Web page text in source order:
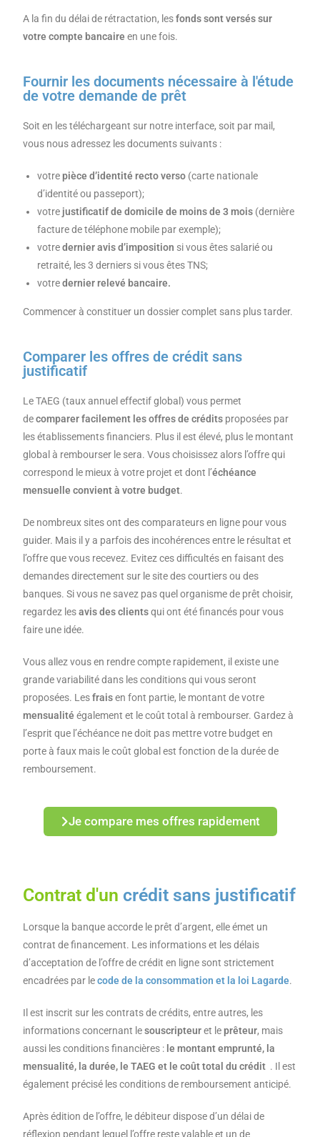
A la fin du délai de rétractation, lesfonds sont versés sur
votre compte bancaire en une fois.
Fournir les documents nécessaire à l'étude
de votre demande de prêt
Soit en les téléchargeant sur notre interface, soit par mail,
vous nous adressez les documents suivants :
votrepièce d’identité recto verso (carte nationale
d’identité ou passeport);
votre justificatif de domicile de moins de 3 mois (dernière
facture de téléphone mobile par exemple);
votredernier avis d’imposition si vous êtes salarié ou
retraité, les 3 derniers si vous êtes TNS;
votredernier relevé bancaire.
Commencer à constituer un dossier complet sans plus tarder.
Comparer les offres de crédit sans
justificatif
Le TAEG (taux annuel effectif global) vous permet
decomparer facilement les offres de crédits proposées par
les établissements financiers. Plus il est élevé, plus le montant
global à rembourser le sera. Vous choisissez alors l’offre qui
correspond le mieux à votre projet et dont l’échéance
mensuelle convient à votre budget.
De nombreux sites ont des comparateurs en ligne pour vous
guider. Mais il y a parfois des incohérences entre le résultat et
l’offre que vous recevez. Evitez ces difficultés en faisant des
demandes directement sur le site des courtiers ou des
banques. Si vous ne savez pas quel organisme de prêt choisir,
regardez lesavis des clientsqui ont été financés pour vous
faire une idée.
Vous allez vous en rendre compte rapidement, il existe une
grande variabilité dans les conditions qui vous seront
proposées. Lesfraisen font partie, le montant de votre
mensualitéégalement et le coût total à rembourser. Gardez à
l’esprit que l’échéance ne doit pas mettre votre budget en
porte à faux mais le coût global est fonction de la durée de
remboursement.
Je compare mes offres rapidement
Contrat d'un crédit sans justificatif
Lorsque la banque accorde le prêt d’argent, elle émet un
contrat de financement. Les informations et les délais
d’acceptation de l’offre de crédit en ligne sont strictement
encadrées par lecode de la consommation et la loi Lagarde.
Il est inscrit sur les contrats de crédits, entre autres, les
informations concernant lesouscripteuret leprêteur, mais
aussi les conditions financières : le montant emprunté, la
mensualité, la durée, le TAEG et le coût total du crédit . Il est
également précisé les conditions de remboursement anticipé.
Après édition de l’offre, le débiteur dispose d’un délai de
réflexion pendant lequel l’offre reste valable et un de